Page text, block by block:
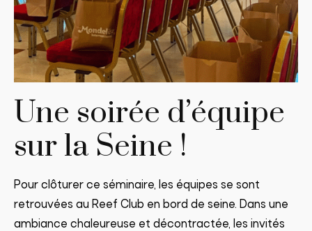
Une soirée d’équipe
sur la Seine !
Pour clôturer ce séminaire, les équipes se sont
retrouvées au Reef Club en bord de seine. Dans une
ambiance chaleureuse et décontractée, les invités